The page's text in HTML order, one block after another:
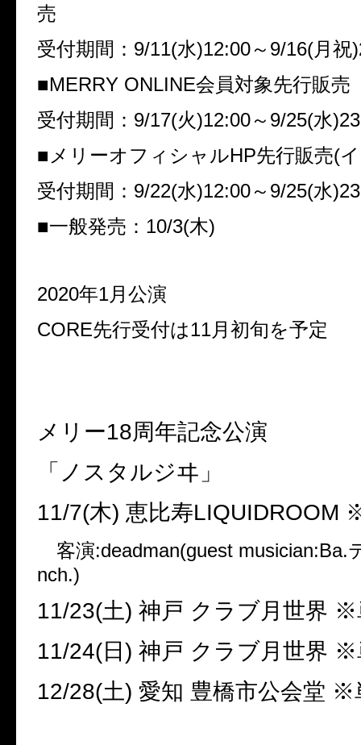
売
受付期間： 9/11(水)12:00～ 9/16(月祝
■MERRY ONLINE会員対象先行販売
受付期間： 9/17(火)12:00～ 9/25(水
■メリーオフィシャルHP先行販売(
受付期間： 9/22(水)12:00～ 9/25(水
■一般発売： 10/3(木)
2020年1月公演
CORE先行受付は11月初旬を予定
メリー18周年記念公演
「ノスタルジヰ」
11/7(木) 恵比寿LIQUIDROOM
客演:deadman(guest musician:Ba.
nch.)
11/23(土) 神戸 クラブ月世界 ※
11/24(日 ) 神戸 クラブ月世界 ※
12/28(土) 愛知 豊橋市公会堂 ※